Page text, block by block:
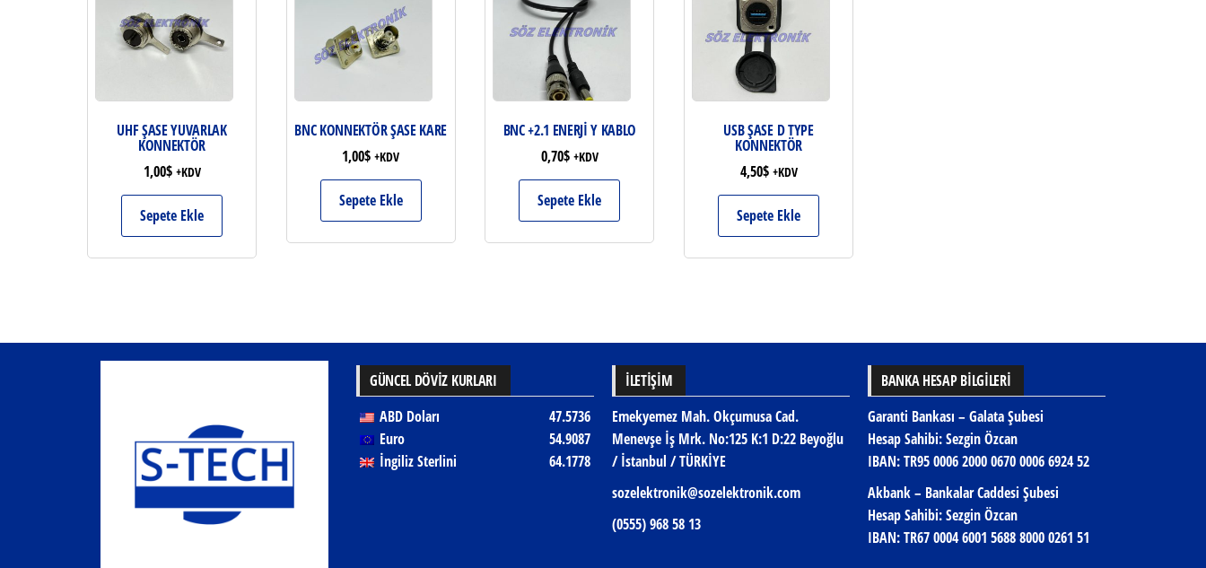
UHF ŞASE YUVARLAK
KONNEKTÖR
1,00$ +KDV
Sepete Ekle
BNC KONNEKTÖR ŞASE KARE
1,00$ +KDV
Sepete Ekle
BNC +2.1 ENERJİ Y KABLO
0,70$ +KDV
Sepete Ekle
USB ŞASE D TYPE
KONNEKTÖR
4,50$ +KDV
Sepete Ekle
GÜNCEL DÖVİZ KURLARI
ABD Doları
47.5736
Euro
54.9087
İngiliz Sterlini
64.1778
İLETIŞIM
Emekyemez Mah. Okçumusa Cad.
Menevşe İş Mrk. No:125 K:1 D:22 Beyoğlu
/ İstanbul / TÜRKİYE
sozelektronik@sozelektronik.com
(0555) 968 58 13
BANKA HESAP BİLGİLERİ
Garanti Bankası – Galata Şubesi
Hesap Sahibi: Sezgin Özcan
IBAN:TR95 0006 2000 0670 0006 6924 52
Akbank – Bankalar Caddesi Şubesi
Hesap Sahibi: Sezgin Özcan
IBAN:TR67 0004 6001 5688 8000 0261 51